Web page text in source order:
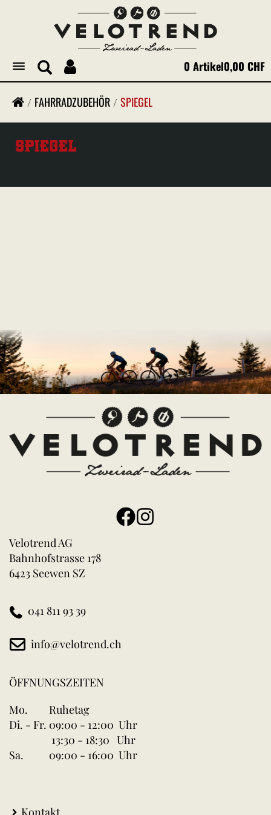
Toggle
navigation
0 Artikel0,00 CHF
SPIEGEL
FAHRRADZUBEHÖR SPIEGEL
Velotrend AG
Bahnhofstrasse 178
6423 Seewen SZ
041 811 93 39
info@velotrend.ch
ÖFFNUNGSZEITEN
Mo.
Ruhetag
Di. - Fr. 09:00 - 12:00 Uhr
13:30 - 18:30 Uhr
Sa.
09:00 - 16:00 Uhr
Kontakt